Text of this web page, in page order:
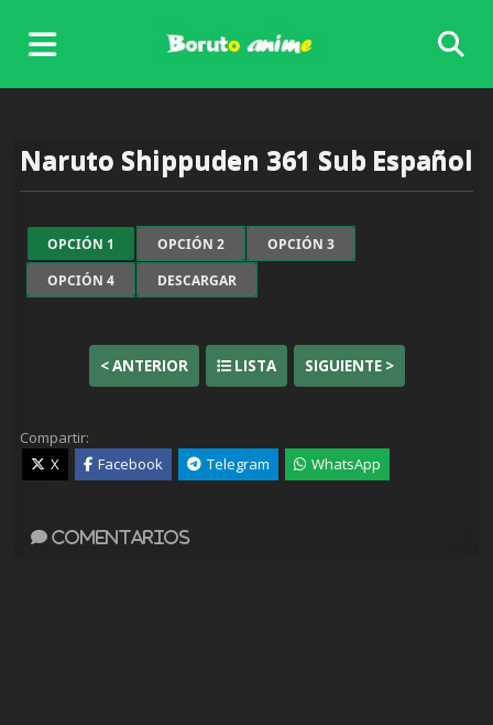
content
Naruto Shippuden 361 Sub Español
OPCIÓN 1 OPCIÓN 2
OPCIÓN 3
OPCIÓN 4
DESCARGAR
< ANTERIOR LISTA SIGUIENTE >
Compartir:
X
Facebook Telegram WhatsApp
Comentarios